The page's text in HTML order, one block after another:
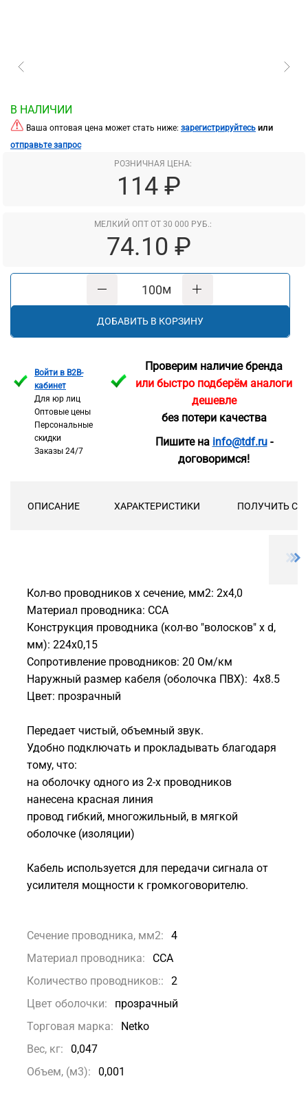
В НАЛИЧИИ
Ваша оптовая цена может стать ниже: зарегистрируйтесь или
отправьте запрос
РОЗНИЧНАЯ ЦЕНА:
114 ₽
МЕЛКИЙ ОПТ ОТ 30 000 РУБ.:
74.10 ₽
м
ДОБАВИТЬ В КОРЗИНУ
Войти в B2B-
кабинет
Для юр лиц
Оптовые цены
Персональные
скидки
Заказы 24/7
Проверим наличие бренда
или быстро подберём аналоги
дешевле
без потери качества
Пишите на info@tdf.ru-
договоримся!
ОПИСАНИЕ ХАРАКТЕРИСТИКИ ПОЛУЧИТЬ
Кол-во проводников х сечение, мм2: 2х4,0
Материал проводника: CCA
Конструкция проводника (кол-во "волосков" х d,
мм): 224х0,15
Сопротивление проводников: 20 Ом/км
Наружный размер кабеля (оболочка ПВХ): 4x8.5
Цвет: прозрачный
Передает чистый, объемный звук.
Удобно подключать и прокладывать благодаря
тому, что:
на оболочку одного из 2-х проводников
нанесена красная линия
провод гибкий, многожильный, в мягкой
оболочке (изоляции)
Кабель используется для передачи сигнала от
усилителя мощности к громкоговорителю.
Сечение проводника, мм2:
4
Материал проводника:
CCA
Количество проводников::
2
Цвет оболочки:
прозрачный
Торговая марка:
Netko
Вес, кг:
0,047
Объем, (м3):
0,001